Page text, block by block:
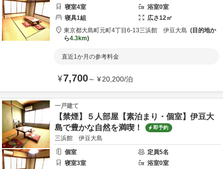
寝室4室 浴室0室
寝具1組 広さ12㎡
東京都大島町元町4丁目6-13三浜館 伊豆大島
目的地か
ら4.3km
直近1か月の参考料金
¥7,700～ ¥20,200/泊
一戸建て
【禁煙】５人部屋【素泊まり・個室】伊豆大
島で豊かな自然を満喫！
即予約
三浜館 伊豆大島
個室
定員5名
寝室3室 浴室0室